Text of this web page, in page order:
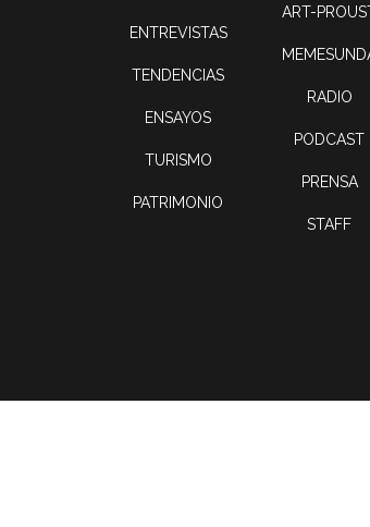
ENTREVISTAS
TENDENCIAS
ENSAYOS
TURISMO
PATRIMONIO
ART-
RADIO
PODCAST
PRENSA
STAFF